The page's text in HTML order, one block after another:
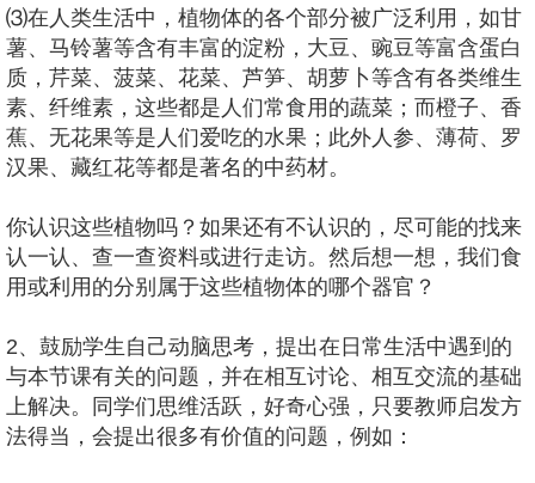
⑶在人类生活中，植物体的各个部分被广泛利用，如甘
薯、马铃薯等含有丰富的淀粉，大豆、豌豆等富含蛋白
质，芹菜、菠菜、花菜、芦笋、胡萝卜等含有各类维生
素、纤维素，这些都是人们常食用的蔬菜；而橙子、香
蕉、无花果等是人们爱吃的水果；此外人参、薄荷、罗
汉果、藏红花等都是著名的中药材。
你认识这些植物吗？如果还有不认识的，尽可能的找来
认一认、查一查资料或进行走访。然后想一想，我们食
用或利用的分别属于这些植物体的哪个器官？
2、鼓励学生自己动脑思考，提出在日常生活中遇到的
与本节课有关的问题，并在相互讨论、相互交流的基础
上解决。同学们思维活跃，好奇心强，只要教师启发方
法得当，会提出很多有价值的问题，例如：